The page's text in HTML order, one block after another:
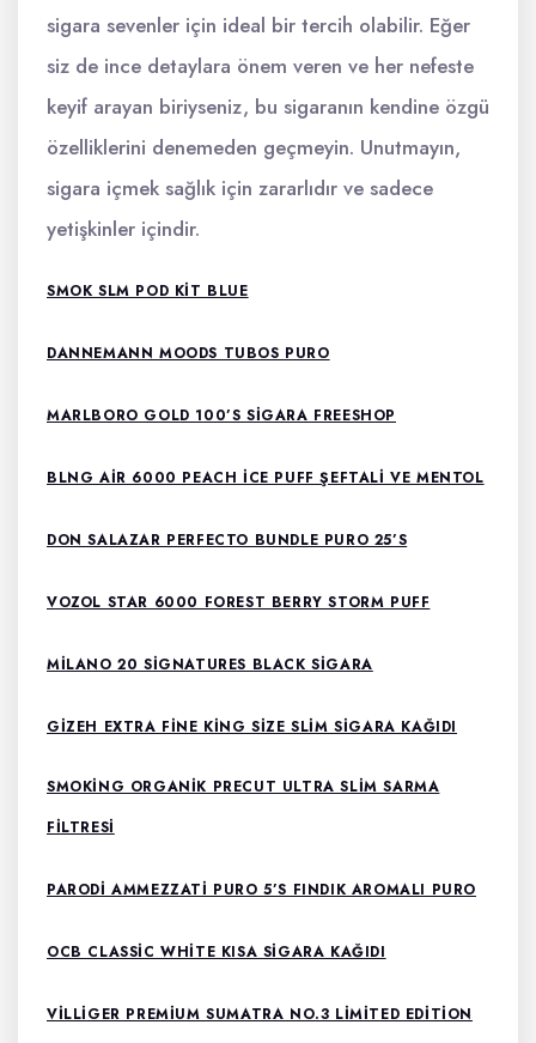
sigara sevenler için ideal bir tercih olabilir. Eğer
siz de ince detaylara önem veren ve her nefeste
keyif arayan biriyseniz, bu sigaranın kendine özgü
özelliklerini denemeden geçmeyin. Unutmayın,
sigara içmek sağlık için zararlıdır ve sadece
yetişkinler içindir.
SMOK SLM POD KIT BLUE
DANNEMANN MOODS TUBOS PURO
MARLBORO GOLD 100’S SIGARA FREESHOP
BLNG AIR 6000 PEACH ICE PUFF ŞEFTALI VE MENTOL
DON SALAZAR PERFECTO BUNDLE PURO 25’S
VOZOL STAR 6000 FOREST BERRY STORM PUFF
MILANO 20 SIGNATURES BLACK SIGARA
GIZEH EXTRA FINE KING SIZE SLIM SIGARA KAĞIDI
SMOKING ORGANIK PRECUT ULTRA SLIM SARMA
FILTRESI
PARODI AMMEZZATI PURO 5’S FINDIK AROMALI PURO
OCB CLASSIC WHITE KISA SIGARA KAĞIDI
VILLIGER PREMIUM SUMATRA NO.3 LIMITED EDITION